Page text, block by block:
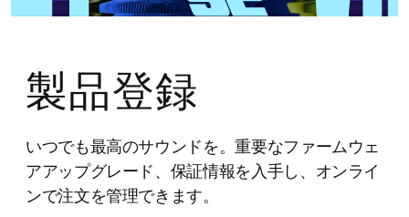
製品登録
いつでも最高のサウンドを。重要なファームウェ
アアップグレード、保証情報を入手し、オンライ
ンで注文を管理できます。